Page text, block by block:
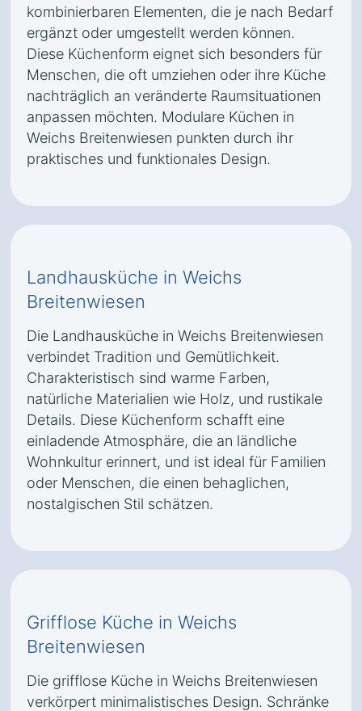
kombinierbaren Elementen, die je nach Bedarf
ergänzt oder umgestellt werden können.
Diese Küchenform eignet sich besonders für
Menschen, die oft umziehen oder ihre Küche
nachträglich an veränderte Raumsituationen
anpassen möchten. Modulare Küchen in
Weichs Breitenwiesen punkten durch ihr
praktisches und funktionales Design.
Landhausküche in Weichs
Breitenwiesen
Die Landhausküche in Weichs Breitenwiesen
verbindet Tradition und Gemütlichkeit.
Charakteristisch sind warme Farben,
natürliche Materialien wie Holz, und rustikale
Details. Diese Küchenform schafft eine
einladende Atmosphäre, die an ländliche
Wohnkultur erinnert, und ist ideal für Familien
oder Menschen, die einen behaglichen,
nostalgischen Stil schätzen.
Grifflose Küche in Weichs
Breitenwiesen
Die grifflose Küche in Weichs Breitenwiesen
verkörpert minimalistisches Design. Schränke